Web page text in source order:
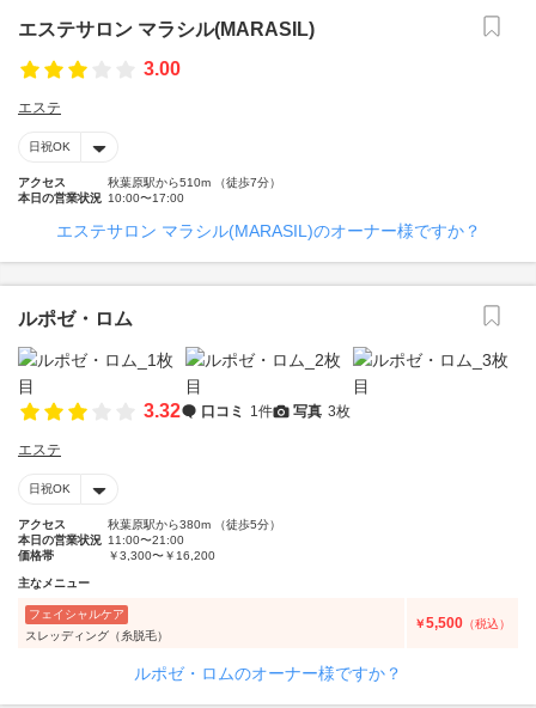
エステサロン マラシル(MARASIL)
3.00
エステ
日祝OK
アクセス
秋葉原駅から510m （徒歩7分）
本日の営業状況 10:00〜17:00
エステサロン マラシル(MARASIL)のオーナー様ですか？
ルポゼ・ロム
3.32 口コミ 1件 写真 3枚
エステ
日祝OK
アクセス
秋葉原駅から380m （徒歩5分）
本日の営業状況 11:00〜21:00
価格帯
￥3,300〜￥16,200
主なメニュー
フェイシャルケア
スレッディング（糸脱毛）
￥5,500 （税込）
ルポゼ・ロムのオーナー様ですか？